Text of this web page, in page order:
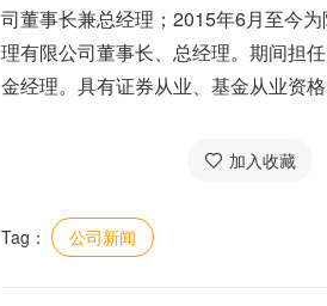
司董事长兼总经理；2015年6月至今
理有限公司董事长、总经理。期间担
金经理。具有证券从业、基金从业资
加入收藏
Tag： 公司新闻